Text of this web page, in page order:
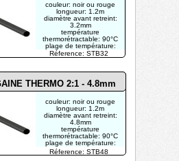
Réference: STB32
Réference: STB48
couleur: noir ou rouge
longueur: 1.2m
diamètre avant retreint:
3.2mm
température
thermorétractable: 90°C
plage de température:
125°C
ratio de rétrécissement
couleur: noir ou rouge
longueur: 1.2m
diamètre avant retreint:
4.8mm
température
thermorétractable: 90°C
plage de température:
125°C
ratio de rétrécissement
THERMO 2:1 - 4.8mm